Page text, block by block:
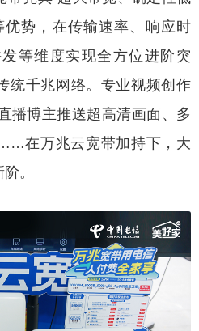
优势，在传输速率、响应时
等维度实现全方位进阶突
统千兆网络。专业视频创作
播博主推送超高清画面、多
在万兆云宽带加持下，大
。